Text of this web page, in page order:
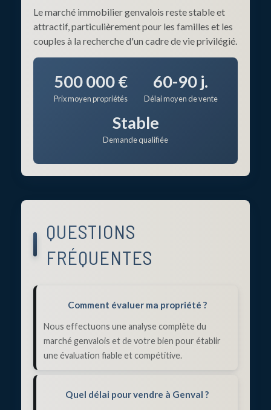
Le marché immobilier genvalois reste stable et
attractif, particulièrement pour les familles et les
couples à la recherche d'un cadre de vie privilégié.
500 000 €
Prix moyen propriétés
60-90 j.
Délai moyen de vente
Stable
Demande qualifiée
QUESTIONS
FRÉQUENTES
Comment évaluer ma propriété ?
Nous effectuons une analyse complète du
marché genvalois et de votre bien pour établir
une évaluation fiable et compétitive.
Quel délai pour vendre à Genval ?